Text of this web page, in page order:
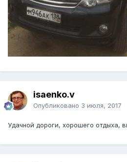
isaenko.v
Опубликовано 3 июля, 2017
Удачной дороги, хорошего отдыха,